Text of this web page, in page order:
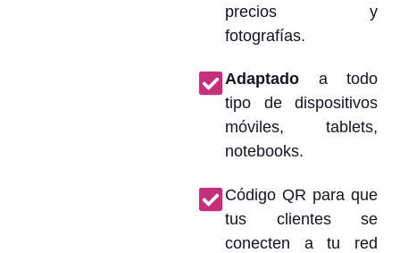
precios y
fotografías.
Adaptado a todo
tipo de dispositivos
móviles, tablets,
notebooks.
Código QR para que
tus clientes se
conecten a tu red